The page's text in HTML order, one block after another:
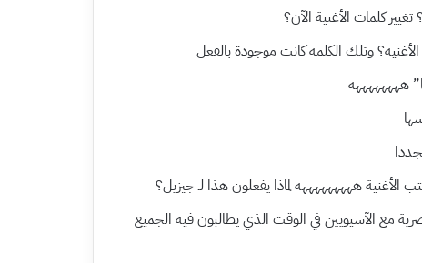
كلمات الأغنية الآن؟
وتلك الكلمة كانت موجودة بالفعل
ههههههههه
هههههههههه لماذا يفعلون هذا لـ جيزيل؟
مع الآسيويين في الوقت الذي يطالبون فيه الجميع